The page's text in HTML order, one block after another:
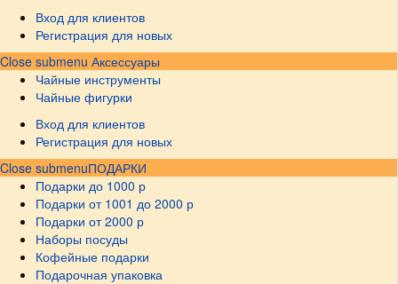
Вход для клиентов
Регистрация для новых
Close submenu Аксессуары
Чайные инструменты
Чайные фигурки
Вход для клиентов
Регистрация для новых
Close submenuПОДАРКИ
Подарки до 1000 р
Подарки от 1001 до 2000 р
Подарки от 2000 р
Наборы посуды
Кофейные подарки
Подарочная упаковка